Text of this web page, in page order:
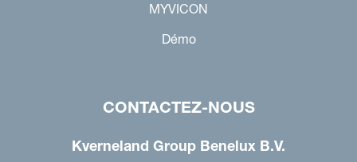
MYVICON
Démo
CONTACTEZ-NOUS
Kverneland Group Benelux B.V.